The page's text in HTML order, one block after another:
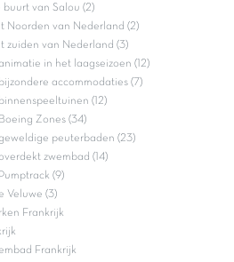
van Salou (2)
Noorden van Nederland (2)
zuiden van Nederland (3)
in het laagseizoen (12)
accommodaties (7)
(12)
Zones (34)
peuterbaden (23)
zwembad (14)
(9)
Veluwe (3)
Frankrijk
Frankrijk